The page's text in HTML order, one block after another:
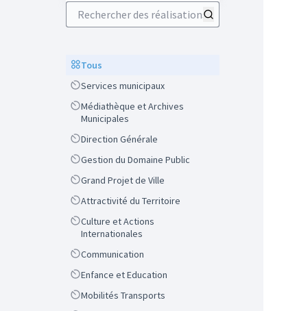
Rechercher des réalisations
ScopeTous
ScopeServices municipaux
Scope
Médiathèque et Archives
Municipales
ScopeDirection Générale
ScopeGestion du Domaine Public
ScopeGrand Projet de Ville
ScopeAttractivité du Territoire
Scope
Culture et Actions
Internationales
ScopeCommunication
ScopeEnfance et Education
ScopeMobilités Transports